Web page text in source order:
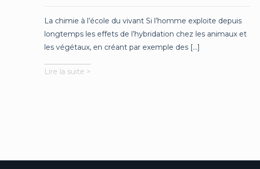
La chimie à l’école du vivant Si l’homme exploite depuis
longtemps les effets de l’hybridation chez les animaux et
les végétaux, en créant par exemple des [...]
Lire la suite >